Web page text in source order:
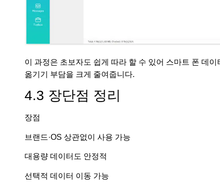
이 과정은 초보자도 쉽게 따라 할 수 있어 스마트 폰 데이
옮기기 부담을 크게 줄여줍니다.
4.3 장단점 정리
장점
브랜드·OS 상관없이 사용 가능
대용량 데이터도 안정적
선택적 데이터 이동 가능